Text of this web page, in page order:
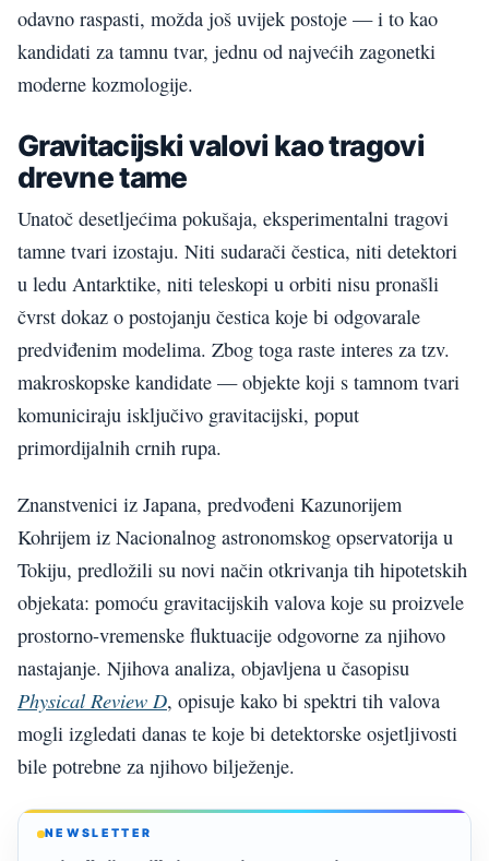
odavno raspasti, možda još uvijek postoje — i to kao
kandidati za tamnu tvar, jednu od najvećih zagonetki
moderne kozmologije.
Gravitacijski valovi kao tragovi
drevne tame
Unatoč desetljećima pokušaja, eksperimentalni tragovi
tamne tvari izostaju. Niti sudarači čestica, niti detektori
u ledu Antarktike, niti teleskopi u orbiti nisu pronašli
čvrst dokaz o postojanju čestica koje bi odgovarale
predviđenim modelima. Zbog toga raste interes za tzv.
makroskopske kandidate — objekte koji s tamnom tvari
komuniciraju isključivo gravitacijski, poput
primordijalnih crnih rupa.
Znanstvenici iz Japana, predvođeni Kazunorijem
Kohrijem iz Nacionalnog astronomskog opservatorija u
Tokiju, predložili su novi način otkrivanja tih hipotetskih
objekata: pomoću gravitacijskih valova koje su proizvele
prostorno-vremenske fluktuacije odgovorne za njihovo
nastajanje. Njihova analiza, objavljena u časopisu
Physical Review D, opisuje kako bi spektri tih valova
mogli izgledati danas te koje bi detektorske osjetljivosti
bile potrebne za njihovo bilježenje.
NEWSLETTER